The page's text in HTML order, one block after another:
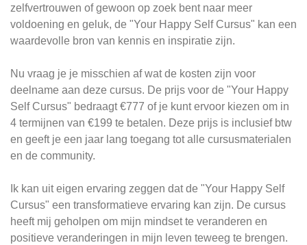
zelfvertrouwen of gewoon op zoek bent naar meer
voldoening en geluk, de "Your Happy Self Cursus" kan een
waardevolle bron van kennis en inspiratie zijn.
Nu vraag je je misschien af wat de kosten zijn voor
deelname aan deze cursus. De prijs voor de "Your Happy
Self Cursus" bedraagt €777 of je kunt ervoor kiezen om in
4 termijnen van €199 te betalen. Deze prijs is inclusief btw
en geeft je een jaar lang toegang tot alle cursusmaterialen
en de community.
Ik kan uit eigen ervaring zeggen dat de "Your Happy Self
Cursus" een transformatieve ervaring kan zijn. De cursus
heeft mij geholpen om mijn mindset te veranderen en
positieve veranderingen in mijn leven teweeg te brengen.